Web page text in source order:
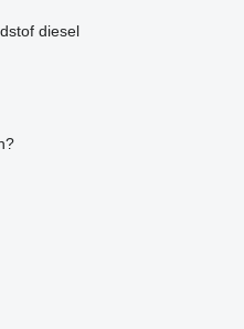
diesel